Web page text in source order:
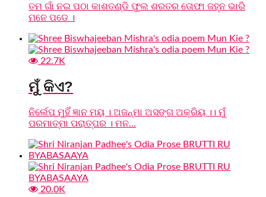
ତମ ଗାଁ ନଇ ପଠା କାଶତଣ୍ଡି ଫୁଲ ଶରତର ତୋଫା ଜହ୍ନ ଭାରି
ମନେ ପଡେ ।
22.7K
ମୁଁ କିଏ?
ନିର୍ଲେପ ମୁହିଁ ଜ୍ଞାନ ମୟ । ଅଜନ୍ମା ଅସଙ୍ଗ ଅକ୍ରିୟ ।। ମୁଁ
ପରମାତ୍ମା ପରାତ୍ପର । ମନ...
20.0K